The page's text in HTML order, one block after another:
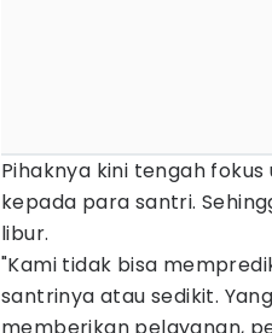
Pihaknya kini tengah
kepada para santri.
libur.
"Kami tidak bisa
santrinya atau sedikit.